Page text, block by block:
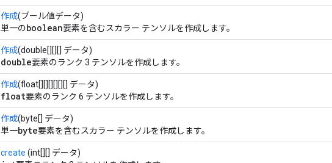
作成(ブール値データ)
単一のboolean要素を含むスカラー テンソルを作成します。
作成(double[][][] データ)
double要素のランク 3 テンソルを作成します。
作成(float[][][][][][] データ)
float要素のランク 6 テンソルを作成します。
作成(byte[] データ)
単一byte要素を含むスカラー テンソルを作成します。
create (int[][] データ)